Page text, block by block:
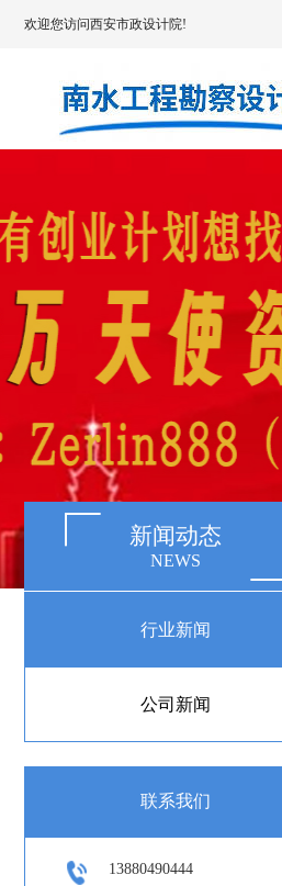
欢迎您访问西安市政设计院!
新闻动态
NEWS
行业新闻
公司新闻
联系我们
13880490444